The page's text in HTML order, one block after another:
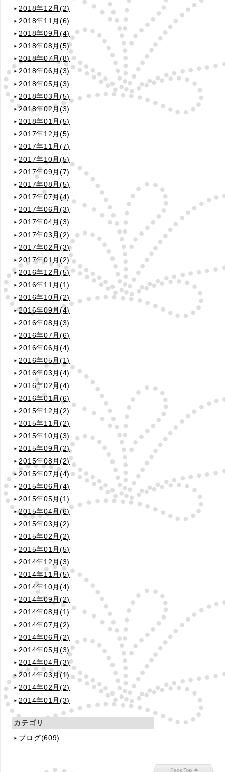
2018年12月(2)
2018年11月(6)
2018年09月(4)
2018年08月(5)
2018年07月(8)
2018年06月(3)
2018年05月(3)
2018年03月(5)
2018年02月(3)
2018年01月(5)
2017年12月(5)
2017年11月(7)
2017年10月(5)
2017年09月(7)
2017年08月(5)
2017年07月(4)
2017年06月(3)
2017年04月(3)
2017年03月(2)
2017年02月(3)
2017年01月(2)
2016年12月(5)
2016年11月(1)
2016年10月(2)
2016年09月(4)
2016年08月(3)
2016年07月(6)
2016年06月(4)
2016年05月(1)
2016年03月(4)
2016年02月(4)
2016年01月(6)
2015年12月(2)
2015年11月(2)
2015年10月(3)
2015年09月(2)
2015年08月(2)
2015年07月(4)
2015年06月(4)
2015年05月(1)
2015年04月(6)
2015年03月(2)
2015年02月(2)
2015年01月(5)
2014年12月(3)
2014年11月(5)
2014年10月(4)
2014年09月(2)
2014年08月(1)
2014年07月(2)
2014年06月(2)
2014年05月(3)
2014年04月(3)
2014年03月(1)
2014年02月(2)
2014年01月(3)
カテゴリ
ブログ(609)